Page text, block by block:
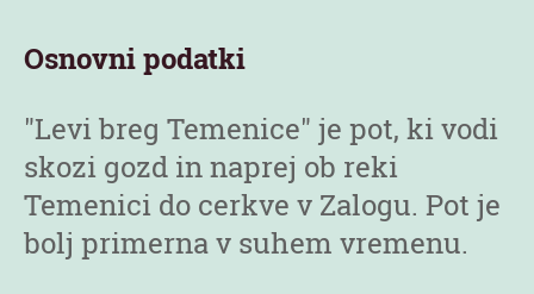
Osnovni podatki
"Levi breg Temenice" je pot, ki vodi
skozi gozd in naprej ob reki
Temenici do cerkve v Zalogu. Pot je
bolj primerna v suhem vremenu.